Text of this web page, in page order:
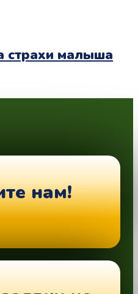
страхи малыша
нам!